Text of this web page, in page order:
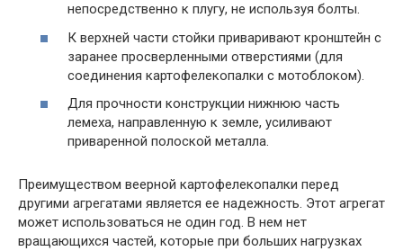
непосредственно к плугу, не используя болты.
К верхней части стойки приваривают кронштейн с
заранее просверленными отверстиями (для
соединения картофелекопалки с мотоблоком).
Для прочности конструкции нижнюю часть
лемеха, направленную к земле, усиливают
приваренной полоской металла.
Преимуществом веерной картофелекопалки перед
другими агрегатами является ее надежность. Этот агрегат
может использоваться не один год. В нем нет
вращающихся частей, которые при больших нагрузках